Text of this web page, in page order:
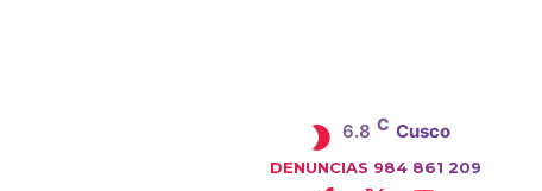
6.8 C Cusco
DENUNCIAS 984 861 209